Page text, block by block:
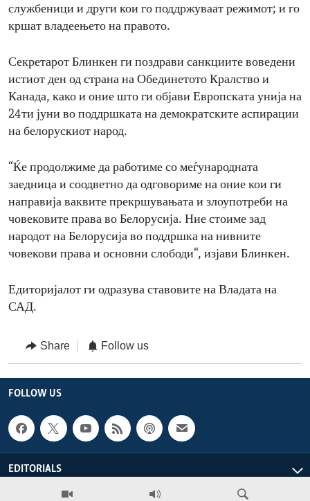
службеници и други кои го поддржуваат режимот; и го
кршат владеењето на правото.
Секретарот Блинкен ги поздрави санкциите воведени
истиот ден од страна на Обединетото Кралство и
Канада, како и оние што ги објави Европската унија на
24ти јуни во поддршката на демократските аспирации
на белорускиот народ.
“Ќе продолжиме да работиме со меѓународната
заедница и соодветно да одговориме на оние кои ги
направија ваквите прекршувањата и злоупотреби на
човековите права во Белорусија. Ние стоиме зад
народот на Белорусија во поддршка на нивните
човекови права и основни слободи“, изјави Блинкен.
Едиторијалот ги одразува ставовите на Владата на
САД.
Share Follow us
FOLLOW US
EDITORIALS